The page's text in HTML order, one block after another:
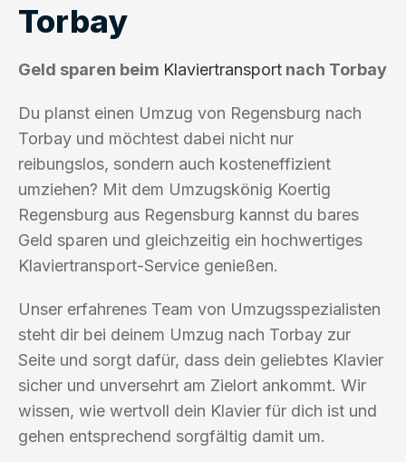
Torbay
Geld sparen beim Klaviertransport nach Torbay
Du planst einen Umzug von Regensburg nach
Torbay und möchtest dabei nicht nur
reibungslos, sondern auch kosteneffizient
umziehen? Mit dem Umzugskönig Koertig
Regensburg aus Regensburg kannst du bares
Geld sparen und gleichzeitig ein hochwertiges
Klaviertransport-Service genießen.
Unser erfahrenes Team von Umzugsspezialisten
steht dir bei deinem Umzug nach Torbay zur
Seite und sorgt dafür, dass dein geliebtes Klavier
sicher und unversehrt am Zielort ankommt. Wir
wissen, wie wertvoll dein Klavier für dich ist und
gehen entsprechend sorgfältig damit um.